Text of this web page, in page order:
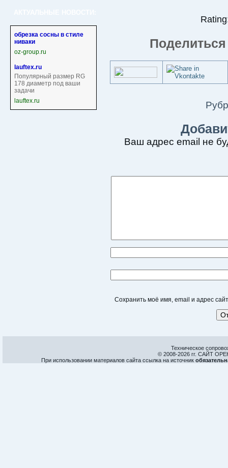
обрезка сосны в стиле
ниваки
oz-group.ru
lauftex.ru
Популярный размер RG
178 диаметр под ваши
задачи
lauftex.ru
Ваш адрес email не
Сохранить моё имя, email и адрес
Техническое
© 2008-2026 гг. САЙТ
При использовании материалов сайта ссылка на источник